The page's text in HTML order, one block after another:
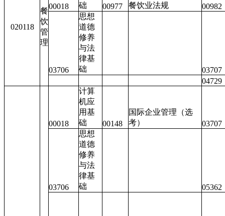
020118
餐
饮
管
理
00018
础
00977 餐饮业法规 00982
03706
思想
道德
修养
与法
律基
础
03707
04729
00018
计算
机应
用基
础
00148
国际企业管理（选
考）
03707
03706
思想
道德
修养
与法
律基
础
05362